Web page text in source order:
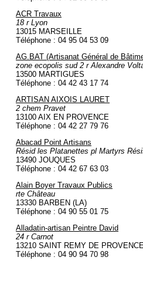
ACR Travaux
18 r Lyon
13015 MARSEILLE
Téléphone : 04 95 04 53 09
AG.BAT (Artisanat Général de
zone ecopolis sud 2 r Alexandre
13500 MARTIGUES
Téléphone : 04 42 43 17 74
ARTISAN AIXOIS LAURET
2 chem Pravet
13100 AIX EN PROVENCE
Téléphone : 04 42 27 79 76
Abacad Point Artisans
Résid les Platanettes pl Martyrs
13490 JOUQUES
Téléphone : 04 42 67 63 03
Alain Boyer Travaux Publics
rte Château
13330 BARBEN (LA)
Téléphone : 04 90 55 01 75
Alladatin-artisan Peintre David
24 r Carnot
13210 SAINT REMY DE
Téléphone : 04 90 94 70 98